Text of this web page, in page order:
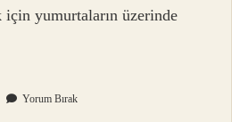
yumurtaların üzerinde
Yorum Bırak